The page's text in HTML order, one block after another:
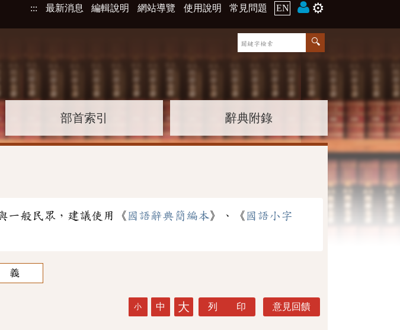
::: 最新消息 編輯說明 網站導覽 使用說明 常見問題 EN ⚙️
部首索引 辭典附錄
一般民眾，建議使用《 國語辭典簡編本》、《 國語小字
義
小 中 大 列 印 意見回饋